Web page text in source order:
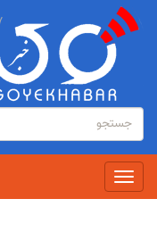
فرم
جستجو
جستجو
Toggle
navigation
۱۷